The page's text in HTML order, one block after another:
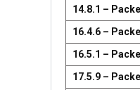
14.8.1 –
16.4.6 –
16.5.1 –
17.5.9 –